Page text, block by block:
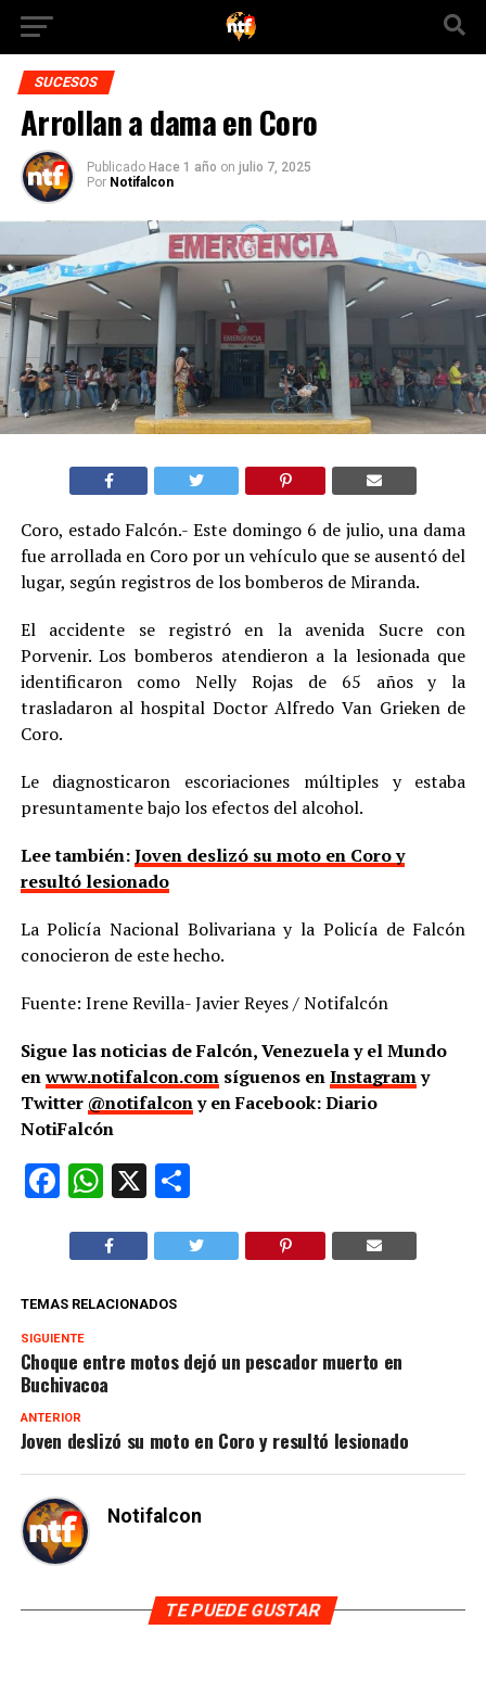
SUCESOS
Arrollan a dama en Coro
Publicado Hace 1 año on julio 7, 2025
Por Notifalcon
Coro, estado Falcón.- Este domingo 6 de julio, una dama
fue arrollada en Coro por un vehículo que se ausentó del
lugar, según registros de los bomberos de Miranda.
El accidente se registró en la avenida Sucre con
Porvenir. Los bomberos atendieron a la lesionada que
identificaron como Nelly Rojas de 65 años y la
trasladaron al hospital Doctor Alfredo Van Grieken de
Coro.
Le diagnosticaron escoriaciones múltiples y estaba
presuntamente bajo los efectos del alcohol.
Lee también:Joven deslizó su moto en Coro y
resultó lesionado
La Policía Nacional Bolivariana y la Policía de Falcón
conocieron de este hecho.
Fuente: Irene Revilla- Javier Reyes / Notifalcón
Sigue las noticias de Falcón, Venezuela y el Mundo
enwww.notifalcon.comsíguenos enInstagramy
Twitter @notifalcony en Facebook: Diario
NotiFalcón
Facebook
WhatsApp
X Compartir
TEMAS RELACIONADOS
SIGUIENTE
Choque entre motos dejó un pescador muerto en
Buchivacoa
ANTERIOR
Joven deslizó su moto en Coro y resultó lesionado
Notifalcon
TE PUEDE GUSTAR